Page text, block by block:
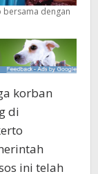
bersama dengan
korban
di
ini telah